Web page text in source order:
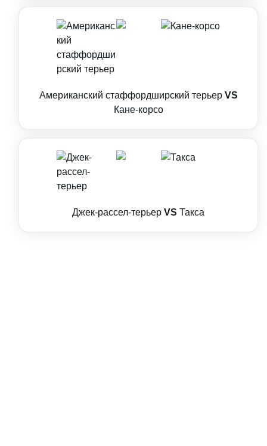
Американский стаффордширский терьер VS
Кане-корсо
Джек-рассел-терьер VS Такса